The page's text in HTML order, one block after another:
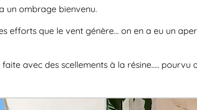
un ombrage bienvenu.
efforts que le vent génère… on en a eu un
avec des scellements à la résine….. pourvu